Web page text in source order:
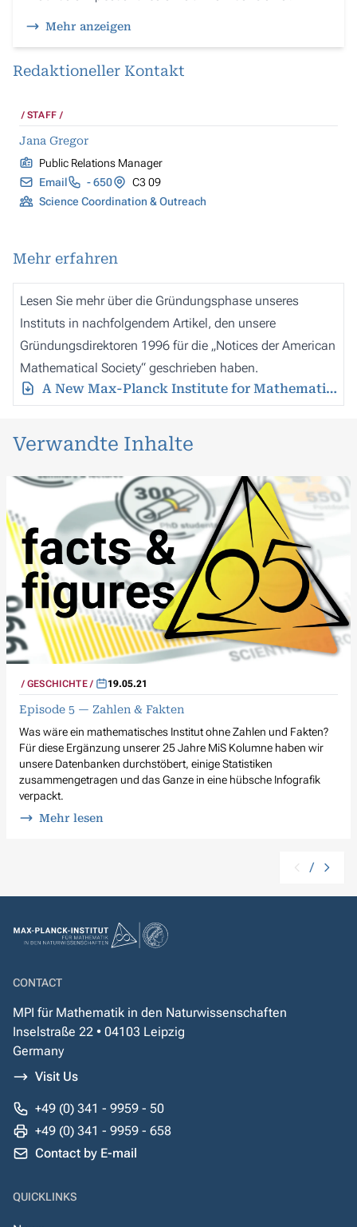
Mehr anzeigen
Redaktioneller Kontakt
STAFF
Jana Gregor
Public Relations Manager
Email
- 650
C3 09
Science Coordination & Outreach
Mehr erfahren
Lesen Sie mehr über die Gründungsphase unseres
Instituts in nachfolgendem Artikel, den unsere
Gründungsdirektoren 1996 für die „Notices der American
Mathematical Society“ geschrieben haben.
A New Max-Planck Institute for Mathematics in the Sciences in Leipzig
Verwandte Inhalte
GESCHICHTE 19.05.21
Episode 5 — Zahlen & Fakten
Was wäre ein mathematisches Institut ohne Zahlen und Fakten?
Für diese Ergänzung unserer 25 Jahre MiS Kolumne haben wir
unsere Datenbanken durchstöbert, einige Statistiken
zusammengetragen und das Ganze in eine hübsche Infografik
verpackt.
Mehr lesen
/
CONTACT
MPI für Mathematik in den Naturwissenschaften
Inselstraße 22 • 04103 Leipzig
Germany
Visit Us
+49 (0) 341 - 9959 - 50
+49 (0) 341 - 9959 - 658
Contact by E-mail
QUICKLINKS